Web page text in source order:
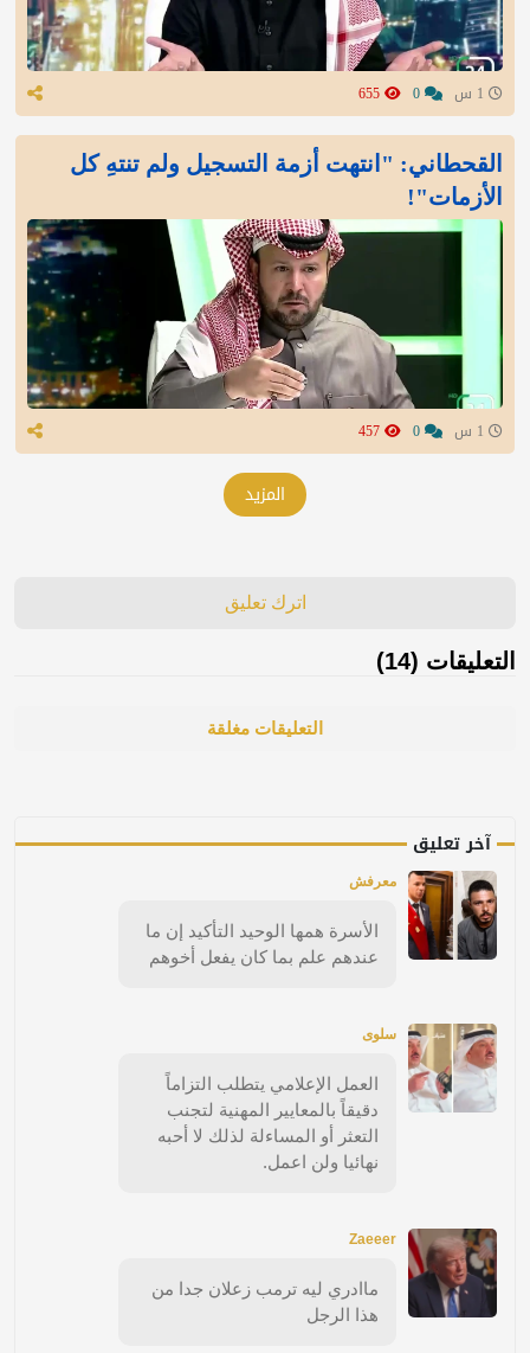
القحطاني: "انتهت أزمة التسجيل ولم تنتهِ كل
الأزمات"!
المزيد
اترك تعليق
التعليقات (14)
التعليقات مغلقة
آخر تعليق
معرفش
الأسرة همها الوحيد التأكيد إن ما
عندهم علم بما كان يفعل أخوهم
سلوى
العمل الإعلامي يتطلب التزاماً
دقيقاً بالمعايير المهنية لتجنب
التعثر أو المساءلة لذلك لا أحبه
نهائيا ولن اعمل.
Zaeeer
ماادري ليه ترمب زعلان جدا من
هذا الرجل